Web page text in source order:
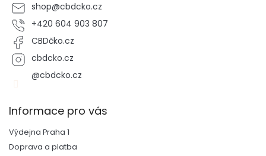
shop@cbdcko.cz
+420 604 903 807
CBDčko.cz
cbdcko.cz
@cbdcko.cz
Informace pro vás
Výdejna Praha 1
Doprava a platba